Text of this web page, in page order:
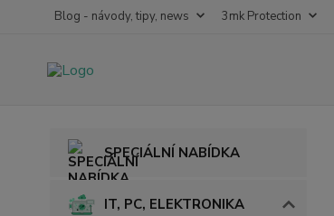
Blog - návody, tipy, news 3mk Protection
SPECIÁLNÍ NABÍDKA
IT, PC, ELEKTRONIKA